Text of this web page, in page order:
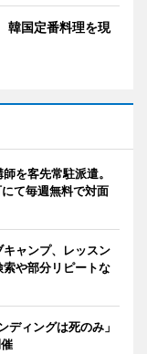
国定番料理を現
を客先常駐派遣。
て毎週無料で対面
キャンプ、レッスン
や部分リピートな
ィングは死のみ」